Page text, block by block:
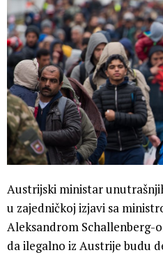
Austrijski ministar
u zajedničkoj izjavi sa
Aleksandrom Schallenberg-
da ilegalno iz Austrije budu